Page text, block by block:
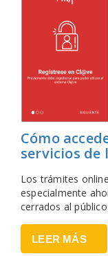
Cómo
servicios de
Los trámites
especialmente
cerrados al
LEER MÁS